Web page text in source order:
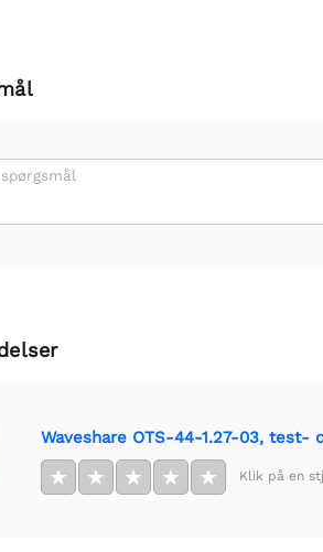
Waveshare OTS-44-1.27-03, test-
★ ★ ★ ★ ★ Klik på en